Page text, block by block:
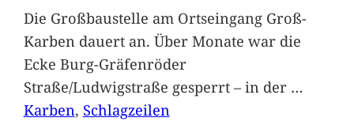
Die Großbaustelle am Ortseingang Groß-
Karben dauert an. Über Monate war die
Ecke Burg-Gräfenröder
Straße/Ludwigstraße gesperrt – in der …
Karben, Schlagzeilen